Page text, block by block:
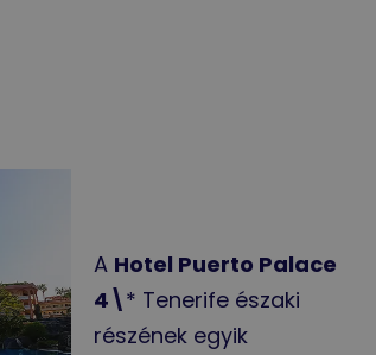
A Hotel Puerto Palace
4\* Tenerife északi
részének egyik